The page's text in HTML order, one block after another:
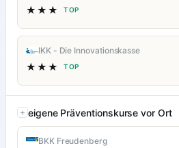
★★★ TOP
IKK - Die Innovationskasse
★★★ TOP
eigene Präventionskurse vor Ort
BKK Freudenberg